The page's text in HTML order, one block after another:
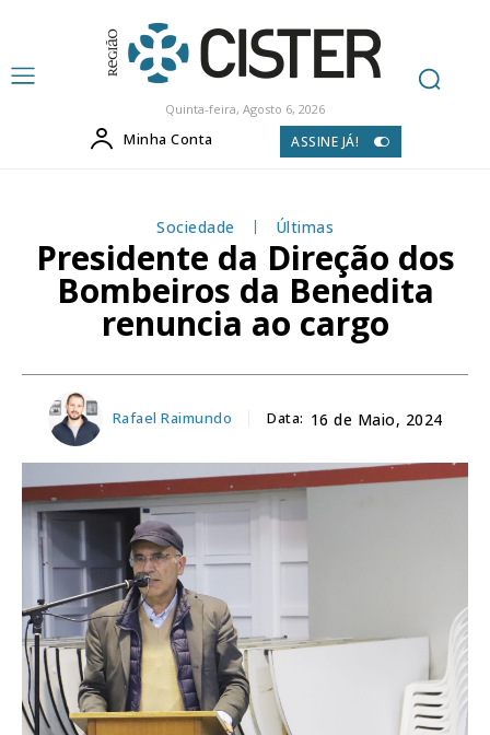
Quinta-feira, Agosto 6, 2026
Minha Conta ASSINE JÁ!
Sociedade Últimas
Presidente da Direção dos
Bombeiros da Benedita
renuncia ao cargo
Rafael Raimundo Data: 16 de Maio, 2024